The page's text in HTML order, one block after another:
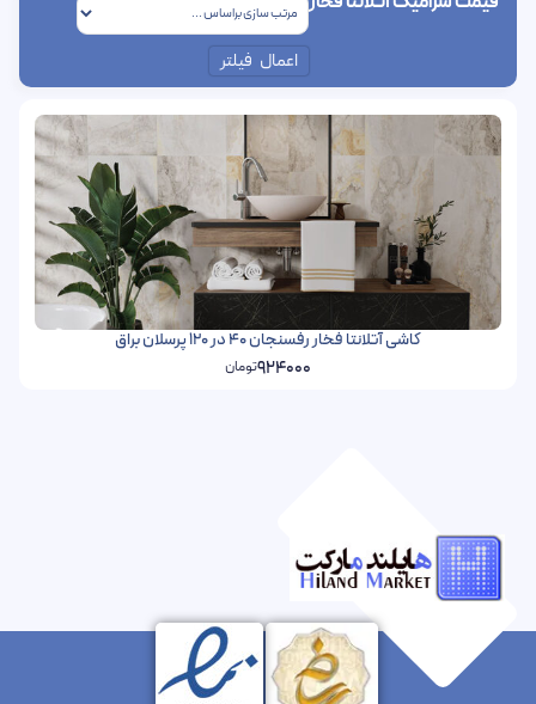
اعمال فیلتر
کاشی آتلانتا فخار رفسنجان 40 در 120 پرسلان براق
924000تومان